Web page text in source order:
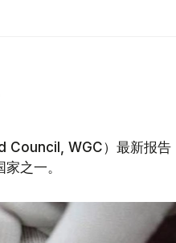
Council, WGC）最新报告
之一。